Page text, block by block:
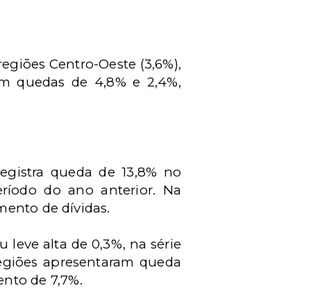
Centro-Oeste (3,6%),
quedas de 4,8% e 2,4%,
queda de 13,8% no
do ano anterior. Na
de dívidas.
leve alta de 0,3%, na série
apresentaram queda
de 7,7%.